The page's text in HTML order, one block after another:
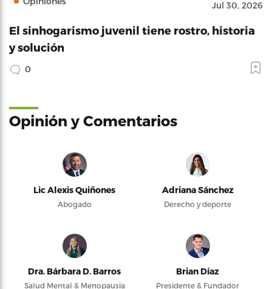
Jul 30, 2026
El sinhogarismo juvenil tiene rostro, historia
y solución
0
Opinión y Comentarios
Lic Alexis Quiñones
Abogado
Adriana Sánchez
Derecho y deporte
Dra. Bárbara D. Barros
Salud Mental & Menopausia
Brian Díaz
Presidente & Fundador